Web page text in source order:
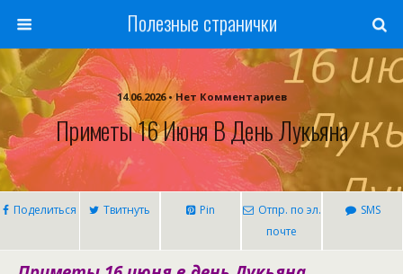
Полезные странички
14.06.2026 • Нет Комментариев
Приметы 16 Июня В День Лукьяна
Поделиться Твитнуть Pin
Отпр. по эл.
почте
SMS